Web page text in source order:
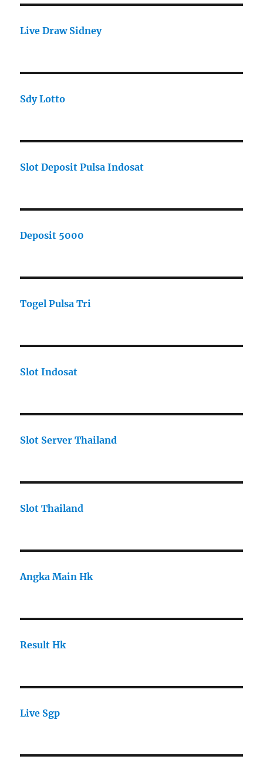
Live Draw Sidney
Sdy Lotto
Slot Deposit Pulsa Indosat
Deposit 5000
Togel Pulsa Tri
Slot Indosat
Slot Server Thailand
Slot Thailand
Angka Main Hk
Result Hk
Live Sgp